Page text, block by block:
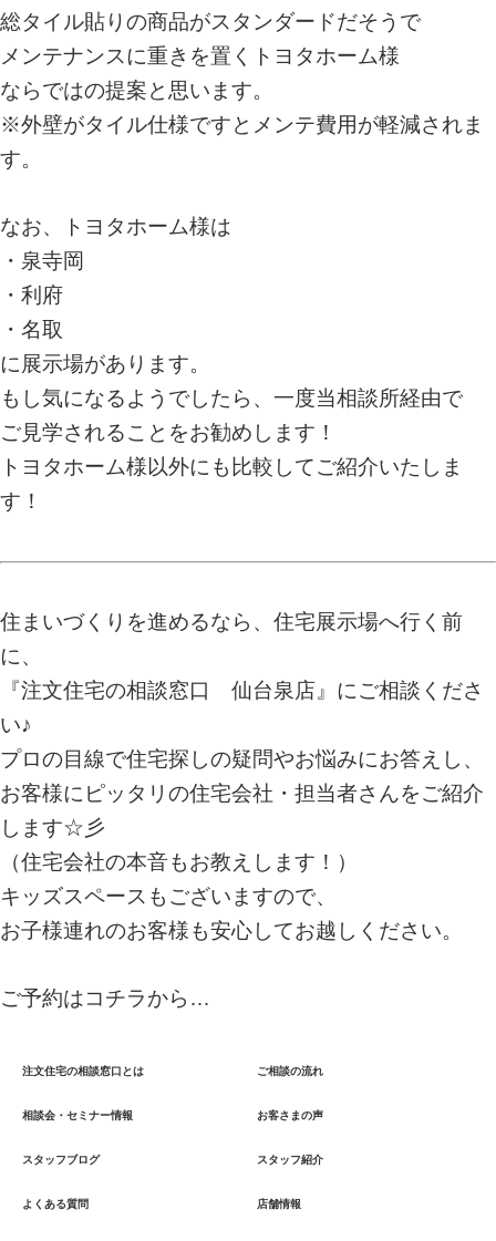
総タイル貼りの商品がスタンダードだそうで
メンテナンスに重きを置くトヨタホーム様
ならではの提案と思います。
※外壁がタイル仕様ですとメンテ費用が軽減されま
す。
なお、トヨタホーム様は
・泉寺岡
・利府
・名取
に展示場があります。
もし気になるようでしたら、一度当相談所経由で
ご見学されることをお勧めします！
トヨタホーム様以外にも比較してご紹介いたしま
す！
住まいづくりを進めるなら、住宅展示場へ行く前
に、
『注文住宅の相談窓口 仙台泉店』 にご相談くださ
い♪
プロの目線で住宅探しの疑問やお悩みにお答えし、
お客様にピッタリの住宅会社・担当者さんをご紹介
します☆彡
（住宅会社の本音もお教えします！ ）
キッズスペースもございますので、
お子様連れのお客様も安心してお越しください。
ご予約はコチラから…
注文住宅の相談窓口とは ご相談の流れ
相談会・セミナー情報 お客さまの声
スタッフブログ スタッフ紹介
よくある質問 店舗情報